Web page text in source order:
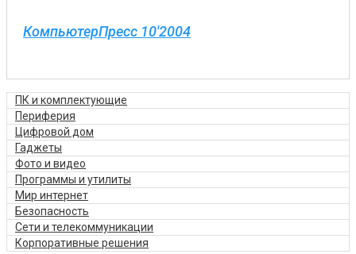
КомпьютерПресс 10'2004
ПК и комплектующие
Периферия
Цифровой дом
Гаджеты
Фото и видео
Программы и утилиты
Мир интернет
Безопасность
Сети и телекоммуникации
Корпоративные решения